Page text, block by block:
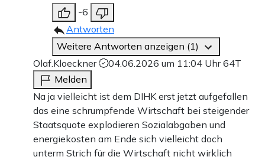
-6
Antworten
Weitere Antworten anzeigen (1)
Olaf.Kloeckner
04.06.2026 um 11:04 Uhr64T
Melden
Na ja vielleicht ist dem DIHK erst jetzt aufgefallen
das eine schrumpfende Wirtschaft bei steigender
Staatsquote explodieren Sozialabgaben und
energiekosten am Ende sich vielleicht doch
unterm Strich für die Wirtschaft nicht wirklich